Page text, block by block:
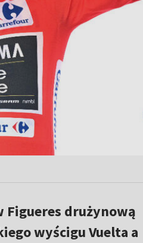
Figueres drużynową
wyścigu Vuelta a